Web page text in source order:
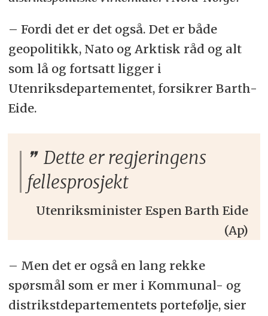
– Fordi det er det også. Det er både
geopolitikk, Nato og Arktisk råd og alt
som lå og fortsatt ligger i
Utenriksdepartementet, forsikrer Barth-
Eide.
Dette er regjeringens
fellesprosjekt
Utenriksminister Espen Barth Eide
(Ap)
– Men det er også en lang rekke
spørsmål som er mer i Kommunal- og
distrikstdepartementets portefølje, sier